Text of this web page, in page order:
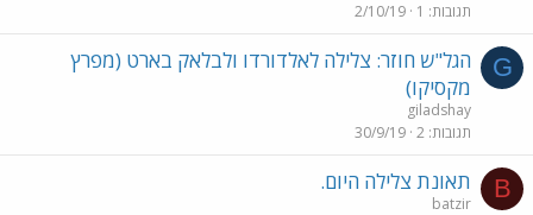
תגובות 1
2/10/19
G
הגל"ש חוזר: צלילה לאלדורדו ולבלאק בארט (מפרץ
מקסיקו)
giladshay
תגובות 2
30/9/19
B תאונת צלילה היום.
batzir